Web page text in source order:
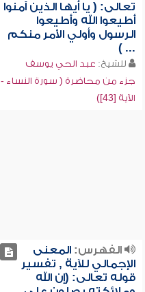
تعالى: ( يا أيها الذين آمنوا
أطيعوا الله وأطيعوا
الرسول وأولي الأمر منكم
... )
للشيخ: عبد الحي يوسف
جزء من محاضرة ( سورة النساء -
الآية [43])
الفهرس:المعنى
الإجمالي للآية , تفسير
قوله تعالى: (إن الله